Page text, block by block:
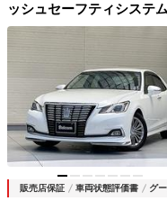
ッシュセーフティシス
ーダークルーズコントロ
ンテリジェントクリア
販売店保証 車両状態評価書 グ